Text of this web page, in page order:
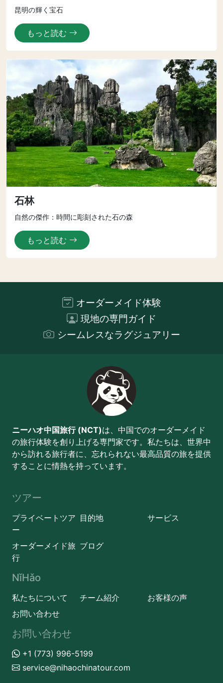
昆明の輝く宝石
もっと読む
石林
自然の傑作：時間に彫刻された石の森
もっと読む
オーダーメイド体験
現地の専門ガイド
シームレスなラグジュアリー
ニーハオ中国旅行 (NCT)は、中国でのオーダーメイド
の旅行体験を創り上げる専門家です。私たちは、世界中
から訪れる旅行者に、忘れられない最高品質の旅を提供
することに情熱を持っています。
ツアー
プライベートツア
ー
目的地 サービス
オーダーメイド旅
行
ブログ
NǐHǎo
私たちについて チーム紹介
お客様の声
お問い合わせ
お問い合わせ
+1 (773) 996-5199
service@nihaochinatour.com